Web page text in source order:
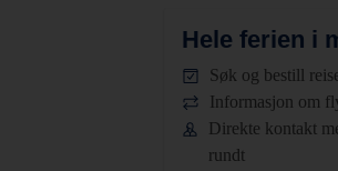
Hele ferien i
Søk og bestill
Informasjon om
Direkte kontakt
rundt